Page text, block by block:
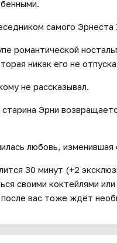
самого Эрнеста
романтической
никак его не
не рассказывал.
Эрни
любовь, изменившая
30 минут (+2
своими коктейлями
вас тоже ждёт